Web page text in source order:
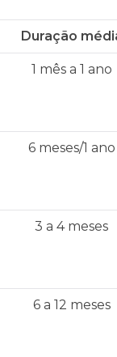
Duração
1 mês a 1 ano
6 meses/1 ano
3 a 4 meses
6 a 12 meses